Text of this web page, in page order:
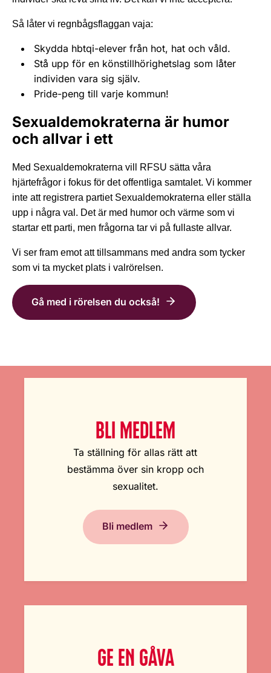
Så låter vi regnbågsflaggan vaja:
Skydda hbtqi-elever från hot, hat och våld.
Stå upp för en könstillhörighetslag som låter
individen vara sig själv.
Pride-peng till varje kommun!
Sexualdemokraterna är humor
och allvar i ett
Med Sexualdemokraterna vill RFSU sätta våra
hjärtefrågor i fokus för det offentliga samtalet. Vi kommer
inte att registrera partiet Sexualdemokraterna eller ställa
upp i några val. Det är med humor och värme som vi
startar ett parti, men frågorna tar vi på fullaste allvar.
Vi ser fram emot att tillsammans med andra som tycker
som vi ta mycket plats i valrörelsen.
Gå med i rörelsen du också!
BLI MEDLEM
Ta ställning för allas rätt att
bestämma över sin kropp och
sexualitet.
Bli medlem
GE EN GÅVA